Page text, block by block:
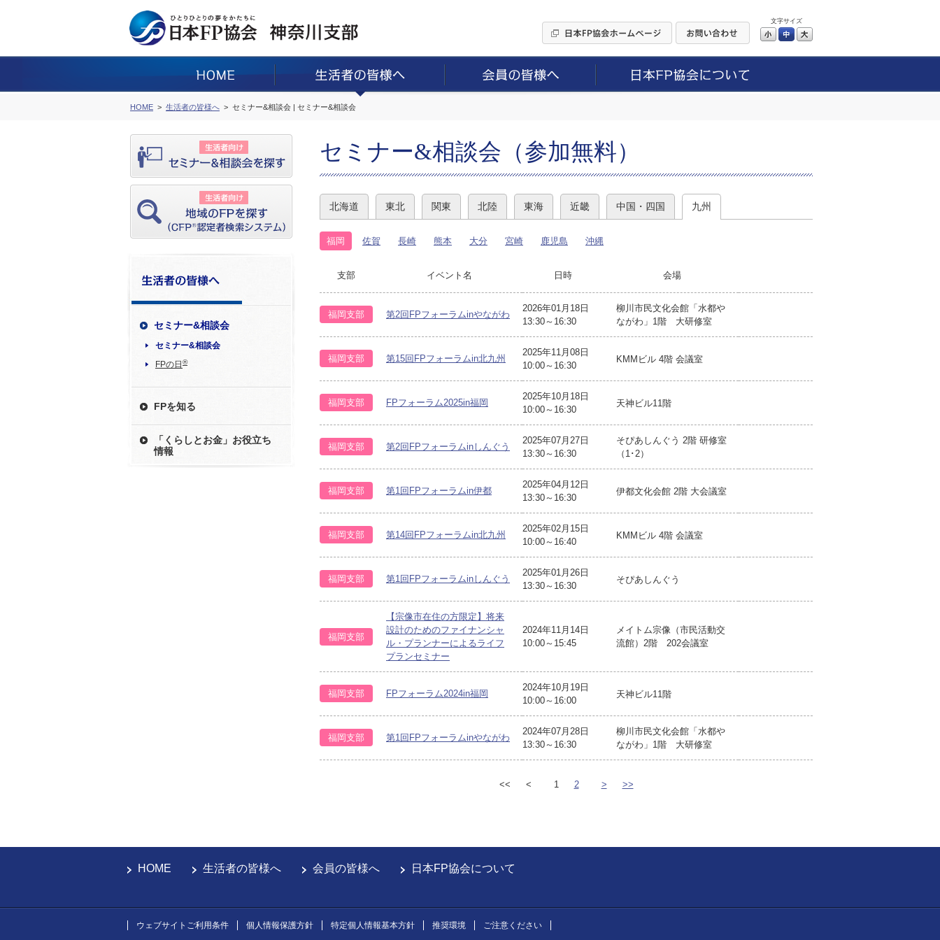
文字サイズ
小 中
HOME 生活者の皆様へ セミナー&相談会 | セミナー&相談会
セミナー&相談会
セミナー&相談会
FPの日 ®
FPを知る
「くらしとお金」お役立ち
情報
セミナー&相談会（参加無料）
北海道 東北 関東 北陸 東海 近畿 中国・四国 九州
福岡 佐賀 長崎 熊本 大分 宮崎 鹿児島 沖縄
支部 イベント名 日時 会場
福岡支部 第2回FPフォーラムinやながわ
2026年01月18日
13:30～16:30
柳川市民文化会館「水都や
ながわ」1階 大研修室
福岡支部 第15回FPフォーラムin北九州
2025年11月08日
10:00～16:30
KMMビル 4階 会議室
福岡支部 FPフォーラム2025in福岡
2025年10月18日
10:00～16:30
天神ビル11階
福岡支部 第2回FPフォーラムinしんぐう
2025年07月27日
13:30～16:30
そぴあしんぐう 2階 研修室
（1･2）
福岡支部 第1回FPフォーラムin伊都
2025年04月12日
13:30～16:30
伊都文化会館 2階 大会議室
福岡支部 第14回FPフォーラムin北九州
2025年02月15日
10:00～16:40
KMMビル 4階 会議室
福岡支部 第1回FPフォーラムinしんぐう
2025年01月26日
13:30～16:30
そぴあしんぐう
福岡支部
【宗像市在住の方限定】将来
設計のためのファイナンシャ
ル・プランナーによるライフ
プランセミナー
2024年11月14日
10:00～15:45
メイトム宗像（市民活動交
流館）2階 202会議室
福岡支部 FPフォーラム2024in福岡
2024年10月19日
10:00～16:00
天神ビル11階
福岡支部 第1回FPフォーラムinやながわ
2024年07月28日
13:30～16:30
柳川市民文化会館「水都や
ながわ」1階 大研修室
<< < 1 2 > >>
HOME 生活者の皆様へ 会員の皆様へ 日本FP協会について
ウェブサイトご利用条件 個人情報保護方針 特定個人情報基本方針 推奨環境 ご注意ください